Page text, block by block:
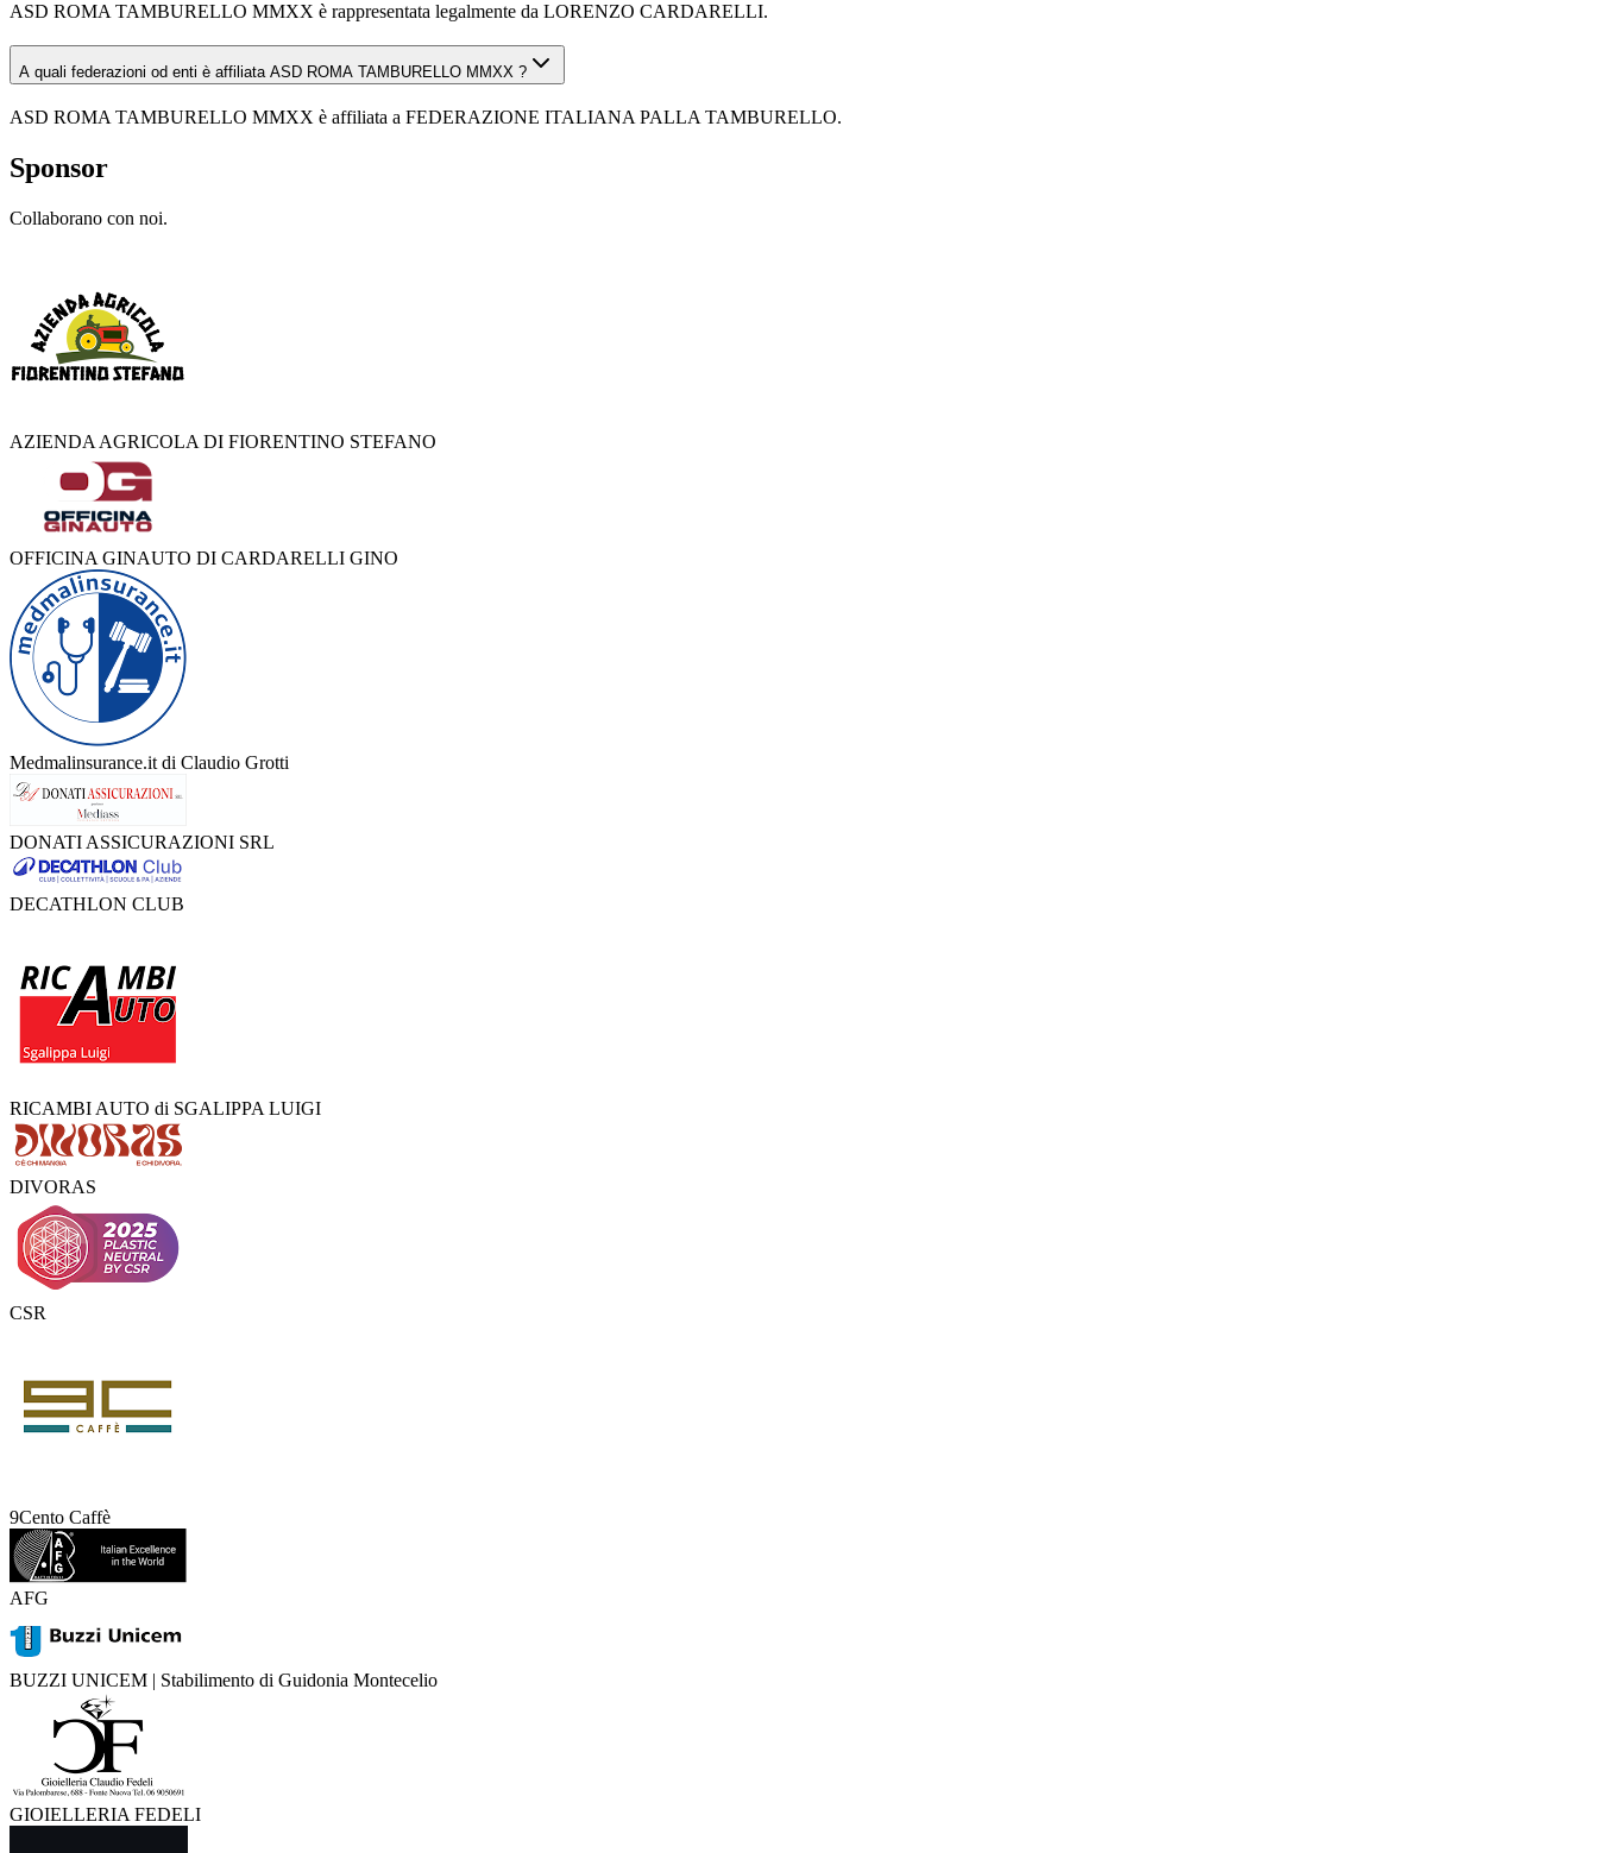
ASD ROMA TAMBURELLO MMXX è rappresentata legalmente da LORENZO CARDARELLI.
A quali federazioni od enti è affiliata ASD ROMA TAMBURELLO MMXX ?
ASD ROMA TAMBURELLO MMXX è affiliata a FEDERAZIONE ITALIANA PALLA TAMBURELLO.
Sponsor
Collaborano con noi.
AZIENDA AGRICOLA DI FIORENTINO STEFANO
OFFICINA GINAUTO DI CARDARELLI GINO
Medmalinsurance.it di Claudio Grotti
DONATI ASSICURAZIONI SRL
DECATHLON CLUB
RICAMBI AUTO di SGALIPPA LUIGI
DIVORAS
CSR
9Cento Caffè
AFG
BUZZI UNICEM | Stabilimento di Guidonia Montecelio
GIOIELLERIA FEDELI